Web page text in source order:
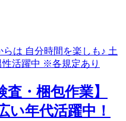
査・梱包作業】
い年代活躍中！